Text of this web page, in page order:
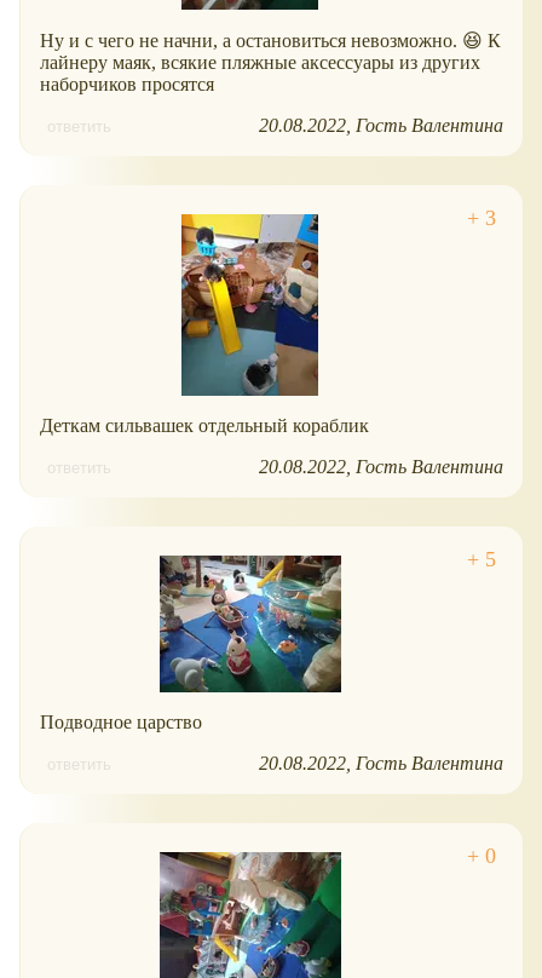
Ну и с чего не начни, а остановиться невозможно. 😆 К
лайнеру маяк, всякие пляжные аксессуары из других
наборчиков просятся
ответить 20.08.2022 Гость Валентина
Деткам сильвашек отдельный кораблик
ответить 20.08.2022 Гость Валентина
Подводное царство
ответить 20.08.2022 Гость Валентина